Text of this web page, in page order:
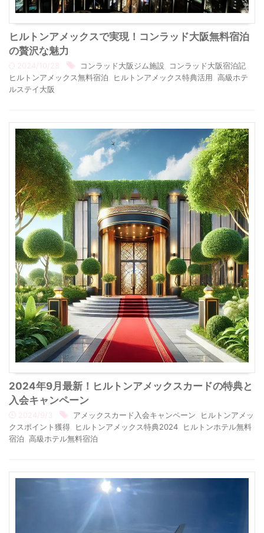
ヒルトンアメックスで実現！コンラッド大阪無料宿泊
の贅沢な魅力
2024/10/28 コンラッド大阪ジム施設 コンラッド大阪宿泊記
ヒルトンアメックス無料宿泊
ヒルトンアメックス特典活用 高級ホテ
ルステイ大阪
2024年9月最新！ヒルトンアメックスカードの特典と
入会キャンペーン
2024/9/3 アメックスカード入会キャンペーン
ヒルトンアメッ
クスポイント獲得
ヒルトンアメックス特典2024
ヒルトンホテル無料
宿泊 高級ホテル無料宿泊